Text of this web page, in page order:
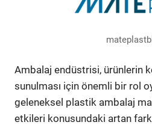
Ambalaj endüstrisi, ürünlerin
sunulması için önemli bir rol
geleneksel plastik ambalaj
etkileri konusundaki artan